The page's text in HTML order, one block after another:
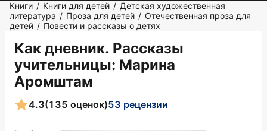
Книги / Книги для детей / Детская художественная
литература / Проза для детей / Отечественная проза для
детей / Повести и рассказы о детях
Как дневник. Рассказы
учительницы: Марина
Аромштам
4.3(135 оценок)53 рецензии